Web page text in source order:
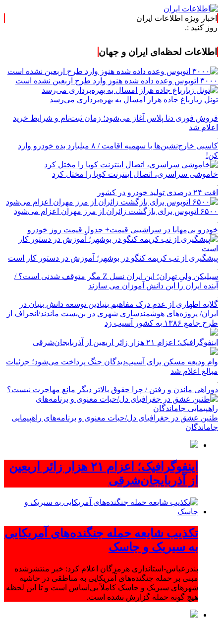
اخبار ویژه اطلاعات ایران
اطلاعات لحظه‌ای ایران و جهان
۳۰۰۰ اتوبوس وعده داده شده هنوز وارد طرح اربعین نشده است
تونل زیارباغ جاده هراز امسال به بهره‌برداری می‌رسد
فروش فوری دنا پلاس آغاز می‌شود؛ زمان ثبت‌نام و شرایط خرید
اعلام شد
کاسبی خارج‌نشین‌ها با سهمیه اقامت / ۸ میلیارد بده خودرو وارد
کن!
خاموشی سراسری، اتصال اینترنت کوبا را مختل کرد
افت ۲۴ درصدی تولید خودرو در کشور
۶۵۰۰ اتوبوس برای بازگشت زائران از مرز مهران اعزام می‌شود
خودرو بی‌مهابا در سراشیبی قیمت+ جدول قیمت روز خودرو
پیشگیری از تب کریمه کنگو در بوشهر؛ آموزش در دستور کار است
سیلیکن ولیِ تهران؛ این ایران نسل Z مگر متوقف شدنی است؟ /
آینده ایران را این دانش آموزان می سازند
گلایه اطهاری از عدم درک مفاهیم بنیادین توسعه دانش بنیان در
ایران/ پروژه‌های هوشمندسازی شهری در بن‌بست ماندند/انحراف از
طرح جامع ۱۳۸۶ به کشور آسیب زد
اینفوگرافیک؛ اعزام ۲۱ هزار زائر اربعین از آذربایجان‌شرقی
وام ودیعه مسکن برای آسیب‌دیدگان جنگ پرداخت می‌شود؛ جزئیات
مبالغ اعلام شد
دوراهی ماندن و رفتن / چرا حقوق بالاتر دیگر مانع مهاجرت نیست؟
طنین عشق در جغرافیای دل/حیات معنوی و برنامه‌های راهپیمایی
جاماندگان
اینفوگرافیک؛ اعزام ۲۱ هزار زائر اربعین
از آذربایجان‌شرقی
تکذیب شایعه حمله جنگنده‌های آمریکایی
به سیریک و جاسک
بندرعباس-استانداری هرمزگان اعلام کرد: خبر منتشرشده
مبنی بر حمله جنگنده‌های آمریکایی به مناطقی در حاشیه
شهرهای سیریک و جاسک کاملاً بی‌اساس است و تا این لحظه
هیچ گونه حمله گزارش نشده است.